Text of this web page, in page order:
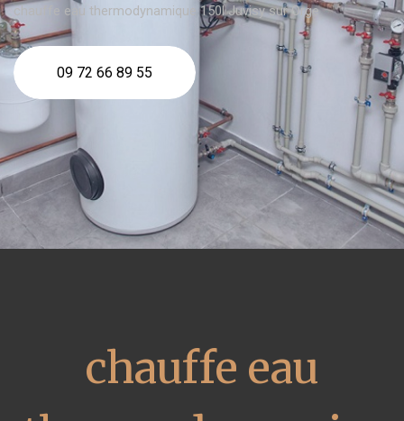
chauffe eau thermodynamique 150l Juvisy sur Orge
09 72 66 89 55
chauffe eau